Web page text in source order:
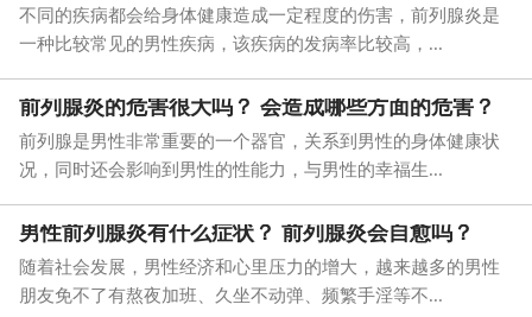
不同的疾病都会给身体健康造成一定程度的伤害，前列腺炎是
一种比较常见的男性疾病，该疾病的发病率比较高，...
前列腺炎的危害很大吗？ 会造成哪些方面的危害？
前列腺是男性非常重要的一个器官，关系到男性的身体健康状
况，同时还会影响到男性的性能力，与男性的幸福生...
男性前列腺炎有什么症状？ 前列腺炎会自愈吗？
随着社会发展，男性经济和心里压力的增大，越来越多的男性
朋友免不了有熬夜加班、久坐不动弹、频繁手淫等不...